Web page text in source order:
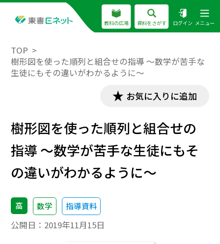
教科の広場 資料をさがす ログイン メニュー
TOP
樹形図を使った順列と組合せの指導 ～数学が苦手な
生徒にもその違いがわかるように～
お気に入りに追加
樹形図を使った順列と組合せの
指導 ～数学が苦手な生徒にもそ
の違いがわかるように～
高 数学 指導資料
公開日： 2019年11月15日